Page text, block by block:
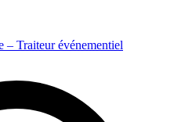
– Traiteur événementiel